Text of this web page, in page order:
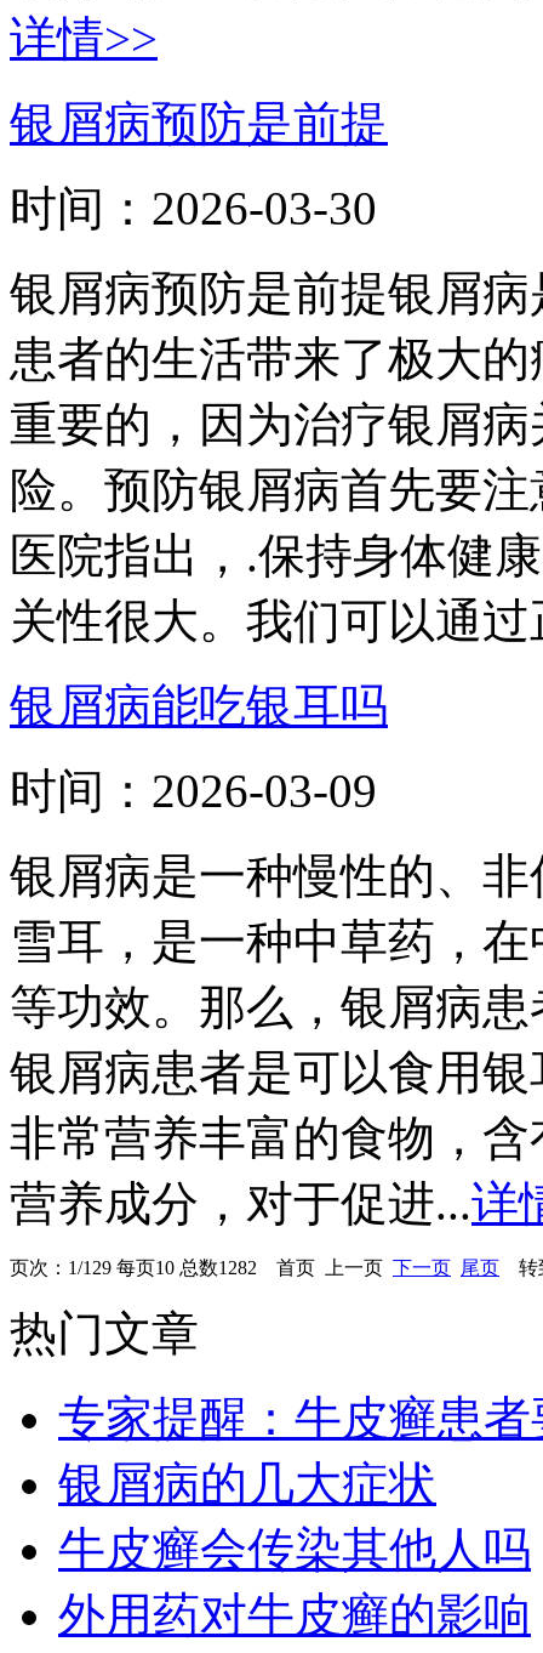
详情>>
银屑病预防是前提
时间： 2026-03-30
银屑病预防是前提银屑
患者的生活带来了极大
重要的，因为治疗银屑
险。预防银屑病首先要
医院指出，.保持身体健
关性很大。我们可以通过
银屑病能吃银耳吗
时间： 2026-03-09
银屑病是一种慢性的、
雪耳，是一种中草药，
等功效。那么，银屑病
银屑病患者是可以食用
非常营养丰富的食物，
营养成分，对于促进...详
页次：1/129 每页10 总数1282 首页 上一页 下一页 尾页 转
热门文章
专家提醒：牛皮癣患
银屑病的几大症状
牛皮癣会传染其他人吗
外用药对牛皮癣的影响